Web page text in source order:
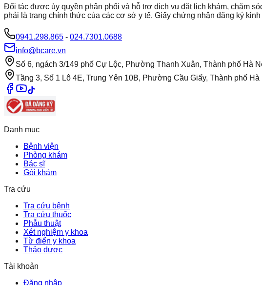
Đối tác được ủy quyền phân phối và hỗ trợ dịch vụ đặt lịch khám, chăm
phải là trang chính thức của các cơ sở y tế. Giấy chứng nhận đăng ký
0941.298.865 - 024.7301.0688
info@bcare.vn
Số 6, ngách 3/149 phố Cự Lộc, Phường Thanh Xuân, Thành phố Hà
Tầng 3, Số 1 Lô 4E, Trung Yên 10B, Phường Cầu Giấy, Thành phố Hà
Danh mục
Bệnh viện
Phòng khám
Bác sĩ
Gói khám
Tra cứu
Tra cứu bệnh
Tra cứu thuốc
Phẫu thuật
Xét nghiệm y khoa
Từ điển y khoa
Thảo dược
Tài khoản
Đăng nhập